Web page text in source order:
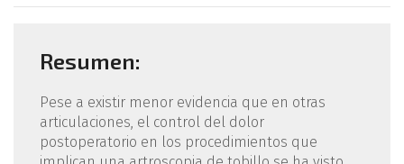
Resumen:
Pese a existir menor evidencia que en otras
articulaciones, el control del dolor
postoperatorio en los procedimientos que